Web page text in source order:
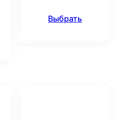
Выбрать